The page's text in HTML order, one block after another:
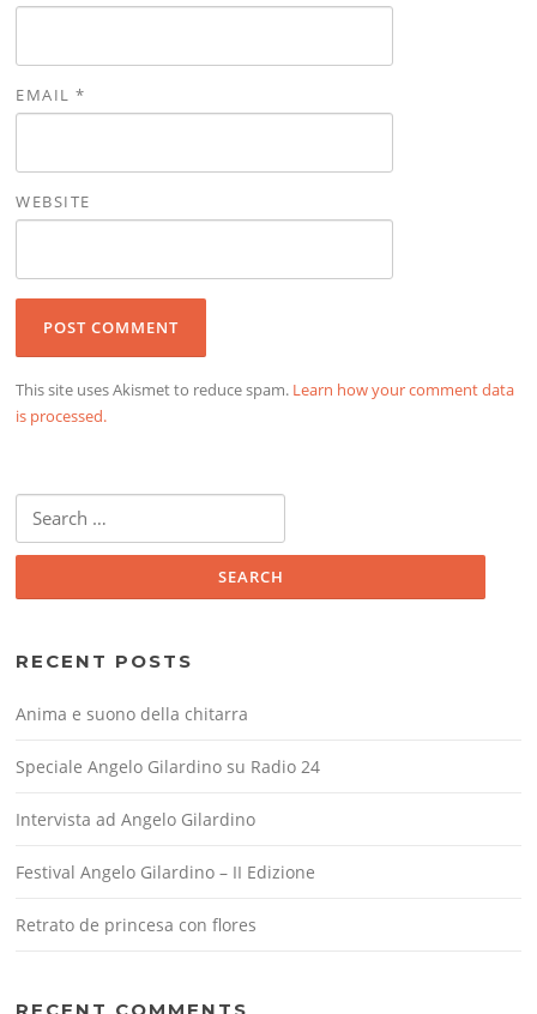
EMAIL*
WEBSITE
This site uses Akismet to reduce spam. Learn how your comment data
is processed.
for:
RECENT POSTS
Anima e suono della chitarra
Speciale Angelo Gilardino su Radio 24
Intervista ad Angelo Gilardino
Festival Angelo Gilardino – II Edizione
Retrato de princesa con flores